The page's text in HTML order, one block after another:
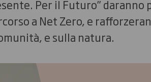
Per il Futuro”
a Net Zero, e
e sulla natura.